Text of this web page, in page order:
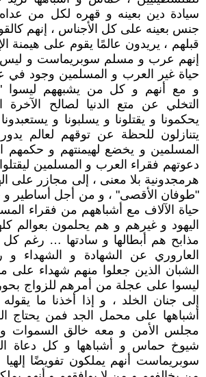
سيادة دين بعينه و قهره لكل من
جنس بعينه على كل الأجناس ، إنهم
قبلهم ، يريدون عالمًا يقوم على هيمنة
إنهم عرب و مسلم سوبريماست و ليس
حياة غير العرب و المسلمين وجود في
و مع أنهم و كل من يشبههم ليسوا
التخلي عن متع الدنيا لصالح الآخرة
يحكمونا و يقتلونا و يسلبونا و
يتنازلون للحظة عن توقهم لعالم
المسلمين و يخضع لهيمنتهم و حكمهم
دعوتهم فقراء العرب و المسلمين
هرمجدونية بلا معنى ، إلى مجازر على
"طوفان الأقصى" ، و من أجل أساطير و
حياة الآلاف مع أشباههم من فقراء
اليهود و غيرهم و هم يحلمون بعوالم
مذابح هم أبطالها و سادتها … رغم كل
العاروري عن الشهادة و الشهداء و
الشبان الذين جعلوا منهم شهداء على
ليسوا على عجلة من أمرهم للزواج
إلى جنان الخلد ، و إذا أخذنا ما
أشباهها على محمل الجد فمن يحتاج
مجلس الأمن و معه خالق السموات
شيوخ حماس و أشباهها و كل دعاة
سوبريماست أنهم يملكون تفويضًا إلهيا